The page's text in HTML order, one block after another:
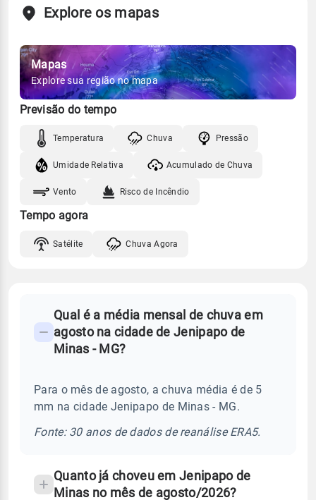
Explore os mapas
Mapas
Explore sua região no mapa
Previsão do tempo
Temperatura Chuva Pressão
Umidade Relativa Acumulado de Chuva
Vento Risco de Incêndio
Tempo agora
Satélite Chuva Agora
Perguntas
frequentes
chuva
temperatura
Qual é a média mensal de chuva em
agosto na cidade de Jenipapo de
Minas - MG?
Para o mês de agosto, a chuva média é de 5
mm na cidade Jenipapo de Minas - MG.
Fonte: 30 anos de dados de reanálise ERA5.
Quanto já choveu em Jenipapo de
Minas no mês de agosto/2026?